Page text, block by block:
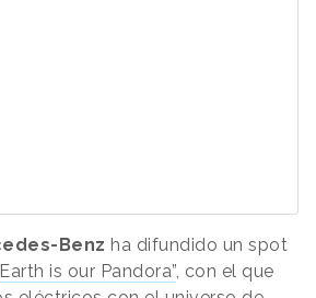
Benz ha difundido un spot
is our Pandora”, con el que